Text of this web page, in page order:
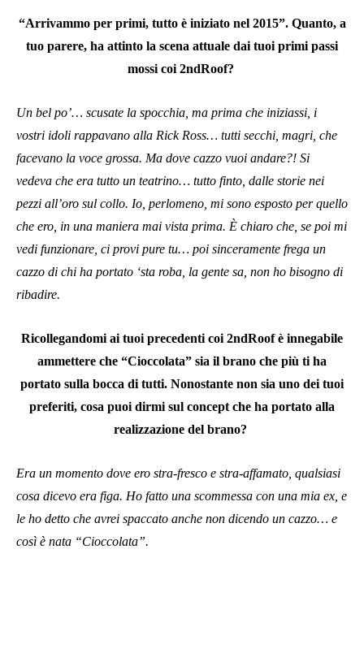
“Arrivammo per primi, tutto è iniziato nel 2015”. Quanto, a
tuo parere, ha attinto la scena attuale dai tuoi primi passi
mossi coi 2ndRoof?
Un bel po’… scusate la spocchia, ma prima che iniziassi, i
vostri idoli rappavano alla Rick Ross… tutti secchi, magri, che
facevano la voce grossa. Ma dove cazzo vuoi andare?! Si
vedeva che era tutto un teatrino… tutto finto, dalle storie nei
pezzi all’oro sul collo. Io, perlomeno, mi sono esposto per quello
che ero, in una maniera mai vista prima. È chiaro che, se poi mi
vedi funzionare, ci provi pure tu… poi sinceramente frega un
cazzo di chi ha portato ‘sta roba, la gente sa, non ho bisogno di
ribadire.
Ricollegandomi ai tuoi precedenti coi 2ndRoof è innegabile
ammettere che “Cioccolata” sia il brano che più ti ha
portato sulla bocca di tutti. Nonostante non sia uno dei tuoi
preferiti, cosa puoi dirmi sul concept che ha portato alla
realizzazione del brano?
Era un momento dove ero stra-fresco e stra-affamato, qualsiasi
cosa dicevo era figa. Ho fatto una scommessa con una mia ex, e
le ho detto che avrei spaccato anche non dicendo un cazzo… e
così è nata “Cioccolata”.